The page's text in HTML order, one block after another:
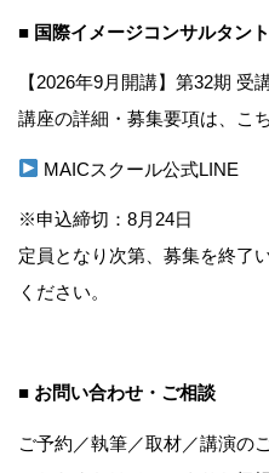
■ 国際イメージコンサルタン
【2026年9月開講】第32期 受
講座の詳細・募集要項は、こ
MAICスクール公式LINE
※申込締切：8月24日
定員となり次第、募集を終了
ください。
■ お問い合わせ・ご相談
ご予約／執筆／取材／講演の